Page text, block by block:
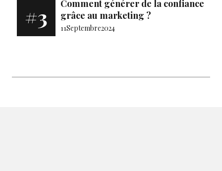
#3
Comment générer de la confiance
grâce au marketing ?
11Septembre2024